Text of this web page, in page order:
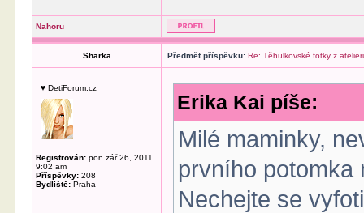
Nahoru
Sharka Předmět příspěvku: Re: Těhulkovské fotky z
♥ DetiForum.cz
Registrován: pon zář 26, 2011
9:02 am
Příspěvky: 208
Bydliště: Praha
Erika Kai píše:
Milé maminky,
prvního
Nechejte se